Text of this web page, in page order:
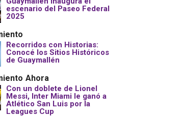
escenario del Paseo Federal
2025
Recorridos con Historias:
Conocé los Sitios Históricos
de Guaymallén
Ahora
Con un doblete de Lionel
Messi, Inter Miami le ganó a
Atlético San Luis por la
Leagues Cup